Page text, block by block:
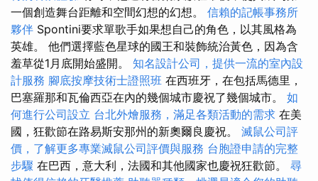
一個創造舞台距離和空間幻想的幻想。 信賴的記帳事務所
夥伴 Spontini要求單歌手如果想自己的角色，以其風格為
英雄。 他們選擇藍色星球的國王和裝飾統治黃色，因為含
羞草從1月底開始盛開。 知名設計公司，提供一流的室內設
計服務 腳底按摩技術士證照班 在西班牙，在包括馬德里，
巴塞羅那和瓦倫西亞在內的幾個城市慶祝了幾個城市。 如
何進行公司設立 台北外燴服務，滿足各類活動的需求 在美
國，狂歡節在路易斯安那州的新奧爾良慶祝。 滅鼠公司評
價，了解更多專業滅鼠公司評價與服務 台胞證申請的完整
步驟 在巴西，意大利，法國和其他國家也慶祝狂歡節。 尋